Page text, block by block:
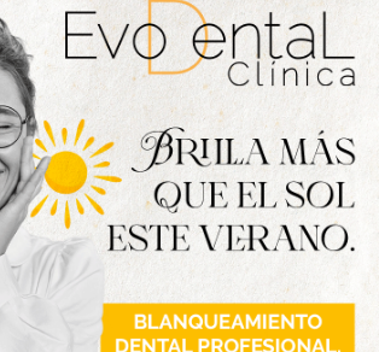
aunado al grito de «¡Campeones,
edición